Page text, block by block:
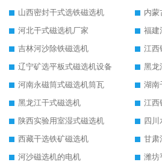
山西密封干式选铁磁选机
河北干式磁选机厂家
福建
吉林河沙除铁磁选机
江西
辽宁矿选平板式磁选机设备
黑龙
河南永磁筒式磁选机筒瓦
湖南
黑龙江干式磁选机
江西
陕西实验用室湿式磁选机
四
西藏干选铁矿磁选机
甘肃
河沙磁选机的电机
潍坊